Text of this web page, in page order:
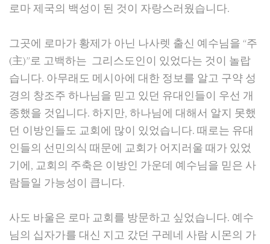
로마 제국의 백성이 된 것이 자랑스러웠습니다.
그곳에 로마가 황제가 아닌 나사렛 출신 예수님을 “주
(主)”로 고백하는 그리스도인이 있었다는 것이 놀랍
습니다. 아무래도 메시아에 대한 정보를 알고 구약 성
경의 창조주 하나님을 믿고 있던 유대인들이 우선 개
종했을 것입니다. 하지만, 하나님에 대해서 알지 못했
던 이방인들도 교회에 많이 있었습니다. 때로는 유대
인들의 선민의식 때문에 교회가 어지러울 때가 있었
기에, 교회의 주축은 이방인 가운데 예수님을 믿은 사
람들일 가능성이 큽니다.
사도 바울은 로마 교회를 방문하고 싶었습니다. 예수
님의 십자가를 대신 지고 갔던 구레네 사람 시몬의 가